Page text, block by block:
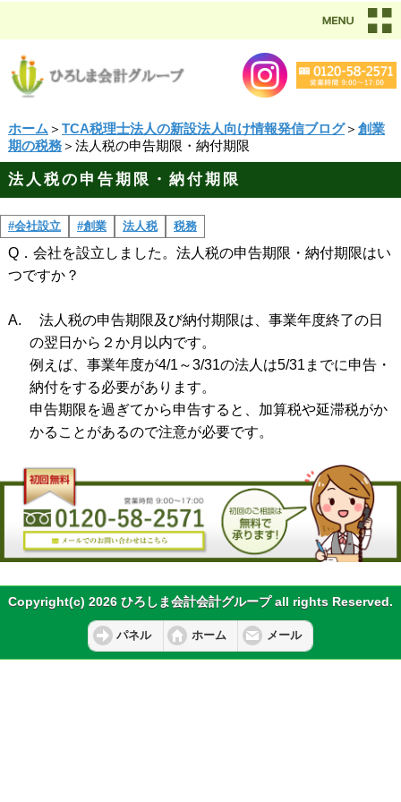
ホーム ＞ TCA税理士法人の新設法人向け情報発信ブログ＞ 創業
期の税務＞法人税の申告期限・納付期限
法人税の申告期限・納付期限
#会社設立 #創業 法人税 税務
Q．会社を設立しました。法人税の申告期限・納付期限はい
つですか？
A.
法人税の申告期限及び納付期限は、事業年度終了の日
の翌日から２か月以内です。
例えば、事業年度が4/1 ～3/31の法人は5/31 までに申告・
納付をする必要があります。
申告期限を過ぎてから申告すると、加算税や延滞税がか
かることがあるので注意が必要です。
Copyright(c) 2026 ひろしま会計会計グループ all rights Reserved.
パネル ホーム メール